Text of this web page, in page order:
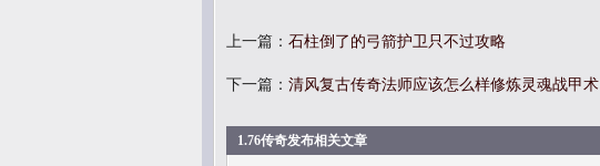
上一篇： 石柱倒了的弓箭护卫只不过攻略
下一篇： 清风复古传奇法师应该怎么样修炼灵魂战甲术
1.76传奇发布相关文章